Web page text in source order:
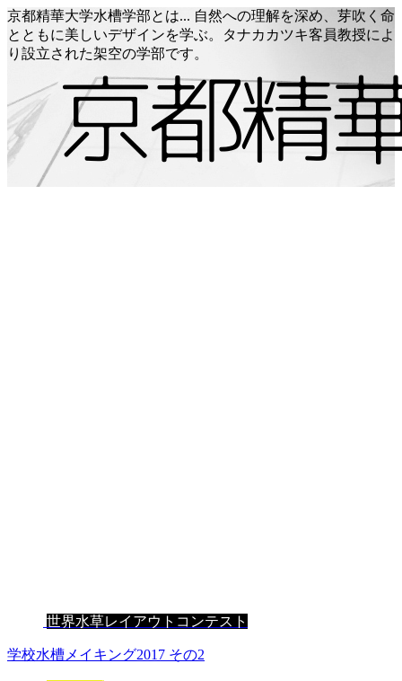
京都精華大学水槽学部とは... 自然への理解を深め、芽吹く命
とともに美しいデザインを学ぶ。タナカカツキ客員教授によ
り設立された架空の学部です。
世界水草レイアウトコンテスト
学校水槽メイキング2017 その2